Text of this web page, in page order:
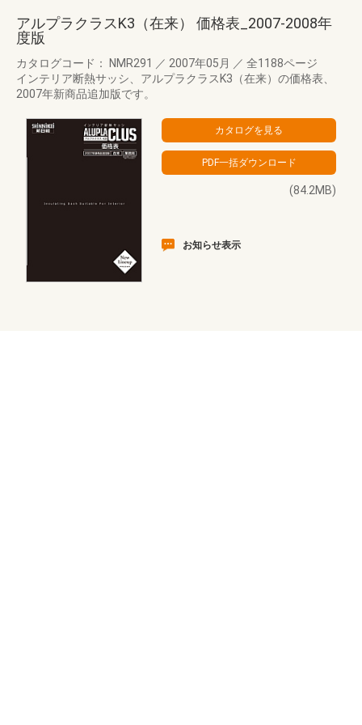
アルプラクラスK3（在来） 価格表_2007-2008年
度版
カタログコード： NMR291 ／ 2007年05月 ／ 全1188ページ
インテリア断熱サッシ、アルプラクラスK3（在来）の価格表、
2007年新商品追加版です。
(84.2MB)
お知らせ表示